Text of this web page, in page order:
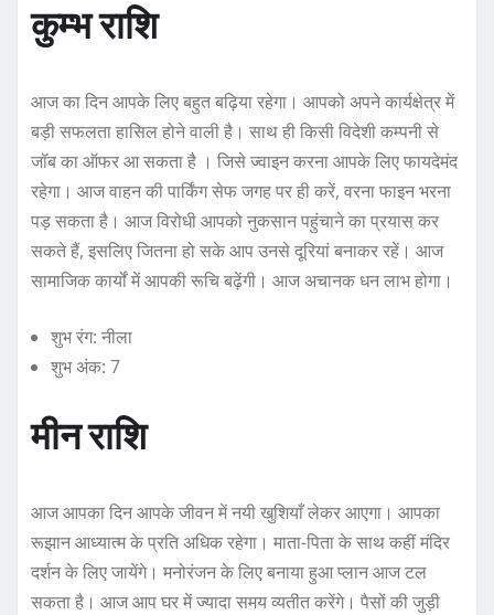
कुम्भ राशि
आज का दिन आपके लिए बहुत बढ़िया रहेगा। आपको अपने कार्यक्षेत्र में
बड़ी सफलता हासिल होने वाली है। साथ ही किसी विदेशी कम्पनी से
जॉब का ऑफर आ सकता है । जिसे ज्वाइन करना आपके लिए फायदेमंद
रहेगा। आज वाहन की पार्किंग सेफ जगह पर ही करें, वरना फाइन भरना
पड़ सकता है। आज विरोधी आपको नुकसान पहुंचाने का प्रयास कर
सकते हैं, इसलिए जितना हो सके आप उनसे दूरियां बनाकर रहें। आज
सामाजिक कार्यों में आपकी रूचि बढ़ेंगी। आज अचानक धन लाभ होगा।
शुभ रंग: नीला
शुभ अंक: 7
मीन राशि
आज आपका दिन आपके जीवन में नयी खुशियाँ लेकर आएगा। आपका
रूझान आध्यात्म के प्रति अधिक रहेगा। माता-पिता के साथ कहीं मंदिर
दर्शन के लिए जायेंगे। मनोरंजन के लिए बनाया हुआ प्लान आज टल
सकता है। आज आप घर में ज्यादा समय व्यतीत करेंगे। पैसों की जुड़ी